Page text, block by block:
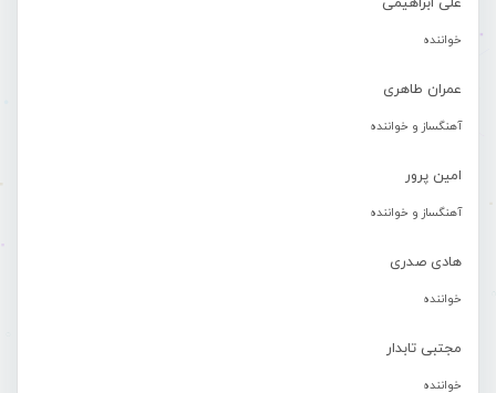
خواننده
عمران طاهری
آهنگساز و خواننده
امین پرور
آهنگساز و خواننده
هادی صدری
خواننده
مجتبی تابدار
خواننده